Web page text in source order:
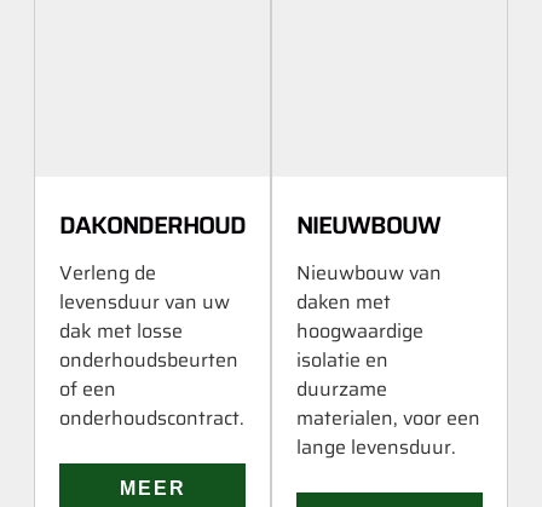
DAKONDERHOUD
Verleng de
levensduur van uw
dak met losse
onderhoudsbeurten
of een
onderhoudscontract.
MEER
NIEUWBOUW
Nieuwbouw van
daken met
hoogwaardige
isolatie en
duurzame
materialen, voor een
lange levensduur.